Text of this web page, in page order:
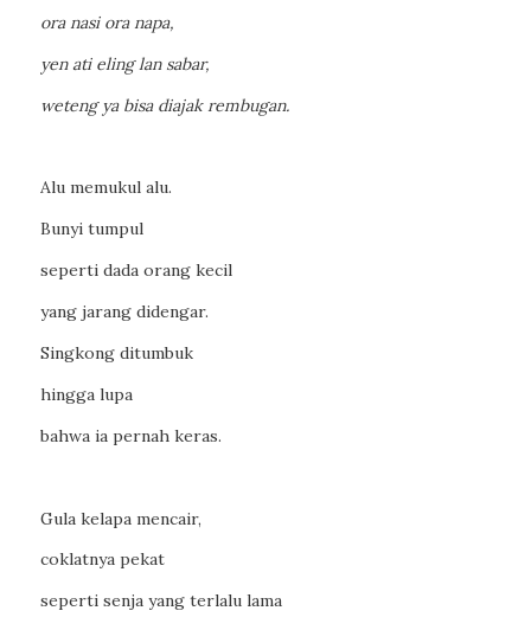
ora nasi ora napa,
yen ati eling lan sabar,
weteng ya bisa diajak rembugan.
Alu memukul alu.
Bunyi tumpul
seperti dada orang kecil
yang jarang didengar.
Singkong ditumbuk
hingga lupa
bahwa ia pernah keras.
Gula kelapa mencair,
coklatnya pekat
seperti senja yang terlalu lama